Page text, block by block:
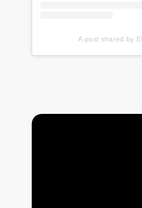
A post shared by